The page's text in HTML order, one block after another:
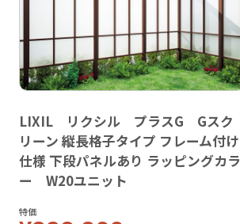
LIXIL リクシル プラスG Gスク
リーン 縦長格子タイプ フレーム付け
仕様 下段パネルあり ラッピングカラ
ー W20ユニット
特価